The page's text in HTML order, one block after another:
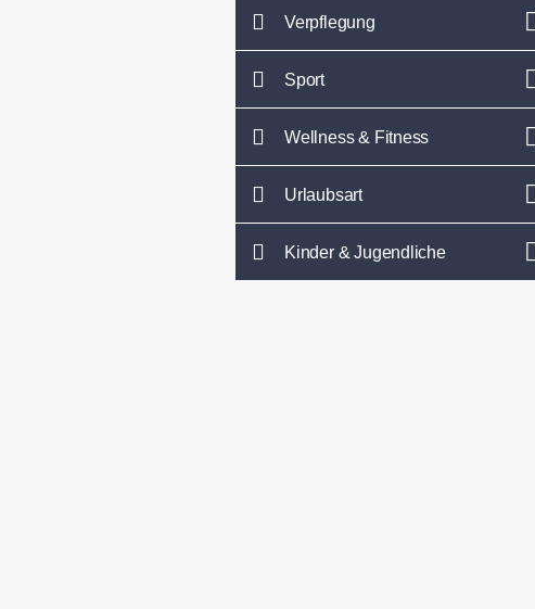
Verpflegung
Sport
Wellness & Fitness
Urlaubsart
Kinder & Jugendliche